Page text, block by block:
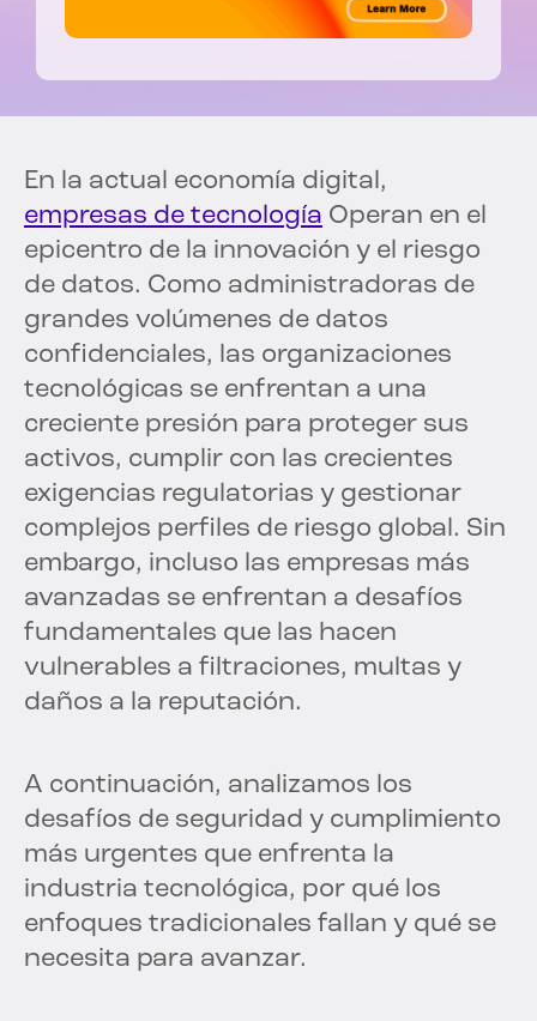
En la actual economía digital,
empresas de tecnología Operan en el
epicentro de la innovación y el riesgo
de datos. Como administradoras de
grandes volúmenes de datos
confidenciales, las organizaciones
tecnológicas se enfrentan a una
creciente presión para proteger sus
activos, cumplir con las crecientes
exigencias regulatorias y gestionar
complejos perfiles de riesgo global. Sin
embargo, incluso las empresas más
avanzadas se enfrentan a desafíos
fundamentales que las hacen
vulnerables a filtraciones, multas y
daños a la reputación.
A continuación, analizamos los
desafíos de seguridad y cumplimiento
más urgentes que enfrenta la
industria tecnológica, por qué los
enfoques tradicionales fallan y qué se
necesita para avanzar.